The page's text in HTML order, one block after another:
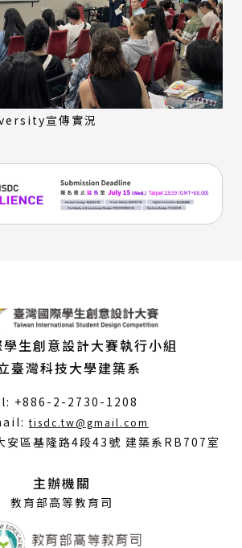
宣傳實況
生創意設計大賽執行小組
臺灣科技大學建築系
+886-2-2730-1208
tisdc.tw@gmail.com
開
安區基隆路4段43號 建築系RB707室
主辦機關
教育部高等教育司